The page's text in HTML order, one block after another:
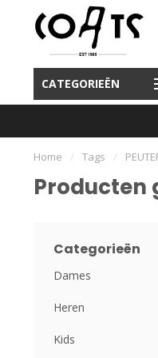
CATEGORIEËN
beste service en de beste
merken
Home / Tags /
Producten
Categorieën
Dames
Heren
Kids